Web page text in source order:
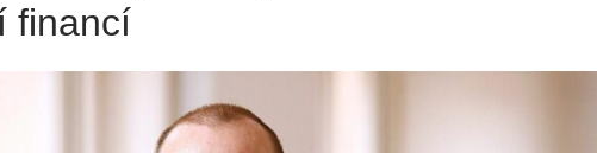
financí